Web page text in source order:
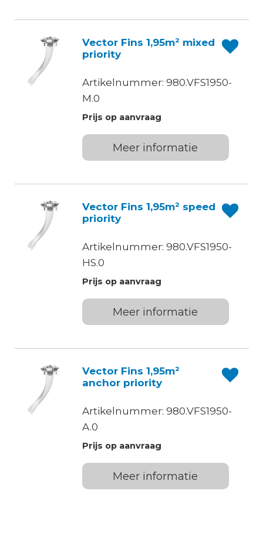
Vector Fins 1,95m² mixed
priority
Artikelnummer: 980.VFS1950-
M.0
Prijs op aanvraag
Meer informatie
Vector Fins 1,95m² speed
priority
Artikelnummer: 980.VFS1950-
HS.0
Prijs op aanvraag
Meer informatie
Vector Fins 1,95m²
anchor priority
Artikelnummer: 980.VFS1950-
A.0
Prijs op aanvraag
Meer informatie